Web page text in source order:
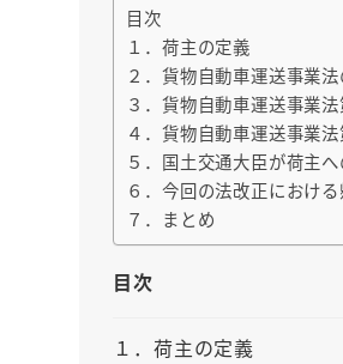
目次
１．荷主の定義
２．貨物自動車運送事業
３．貨物自動車運送事業
４．貨物自動車運送事業
５．国土交通大臣が荷主
６．今回の法改正におけ
７．まとめ
目次
１．荷主の定義